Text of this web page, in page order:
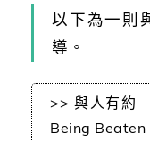
以下為一則
導。
>> 與人有約
Being